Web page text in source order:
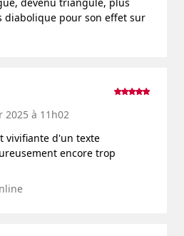
diabolique pour son effet sur
2025 à 11h02
vivifiante d'un texte
encore trop